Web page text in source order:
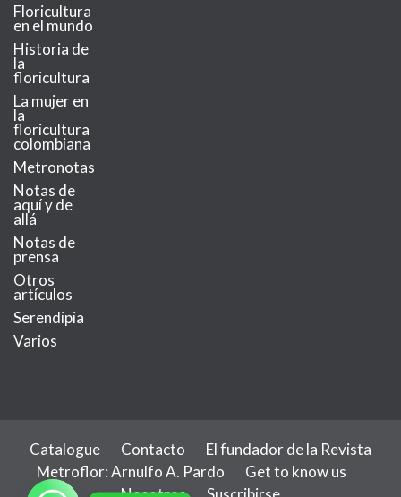
Floricultura
en el mundo
Historia de
la
floricultura
La mujer en
la
floricultura
colombiana
Metronotas
Notas de
aquí y de
allá
Notas de
prensa
Otros
artículos
Serendipia
Varios
Catalogue Contacto
El fundador de la Revista
Metroflor: Arnulfo A. Pardo
Get to know us